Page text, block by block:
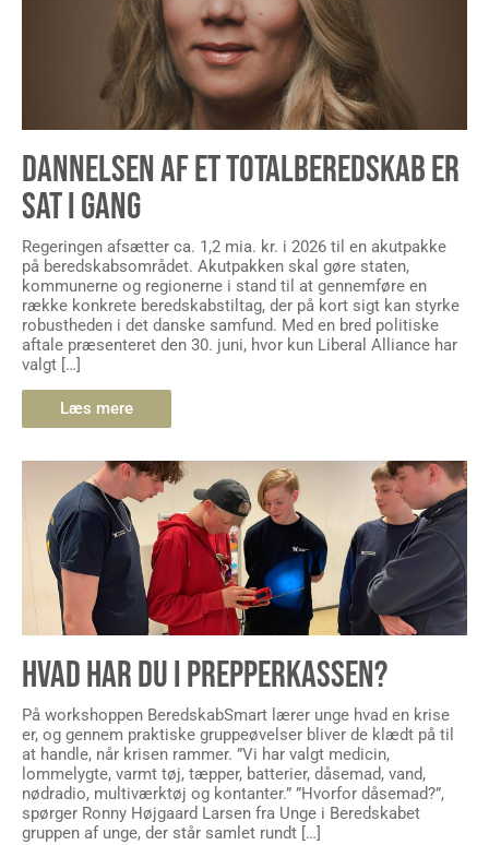
DANNELSEN AF ET TOTALBEREDSKAB ER
SAT I GANG
Regeringen afsætter ca. 1,2 mia. kr. i 2026 til en akutpakke
på beredskabsområdet. Akutpakken skal gøre staten,
kommunerne og regionerne i stand til at gennemføre en
række konkrete beredskabstiltag, der på kort sigt kan styrke
robustheden i det danske samfund. Med en bred politiske
aftale præsenteret den 30. juni, hvor kun Liberal Alliance har
valgt […]
Læs mere
HVAD HAR DU I PREPPERKASSEN?
På workshoppen BeredskabSmart lærer unge hvad en krise
er, og gennem praktiske gruppeøvelser bliver de klædt på til
at handle, når krisen rammer. ”Vi har valgt medicin,
lommelygte, varmt tøj, tæpper, batterier, dåsemad, vand,
nødradio, multiværktøj og kontanter.” ”Hvorfor dåsemad?”,
spørger Ronny Højgaard Larsen fra Unge i Beredskabet
gruppen af unge, der står samlet rundt […]